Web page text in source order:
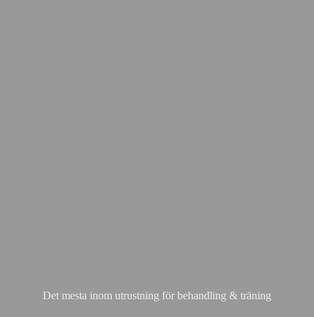
Det mesta inom utrustning för behandling & träning